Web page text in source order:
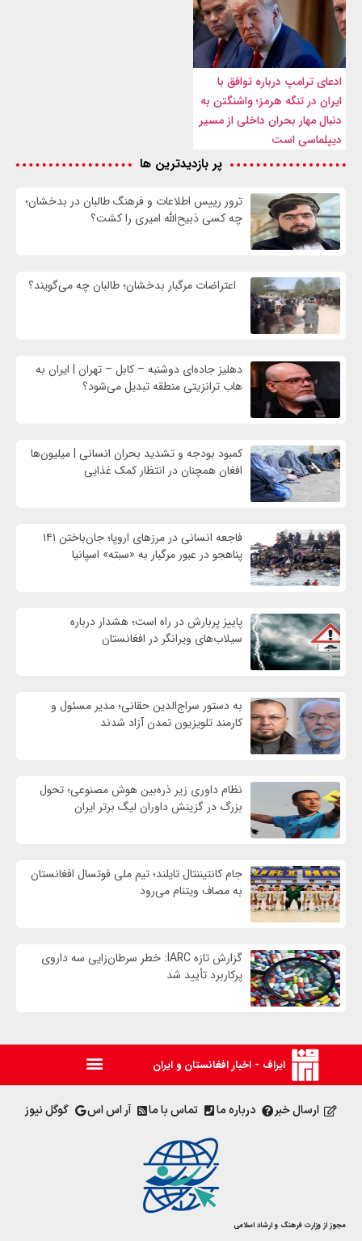
ادعای ترامپ درباره توافق با
ایران در تنگه هرمز؛ واشنگتن به
دنبال مهار بحران داخلی از مسیر
دیپلماسی است
پر بازدیدترین ها
ترور رییس اطلاعات و فرهنگ طالبان در بدخشان؛
چه کسی ذبیح‌الله امیری را کشت؟
اعتراضات مرگبار بدخشان؛ طالبان چه می‌گویند؟
دهلیز جاده‌ای دوشنبه – کابل – تهران | ایران به
هاب ترانزیتی منطقه تبدیل می‌شود؟
کمبود بودجه و تشدید بحران انسانی | میلیون‌ها
افغان همچنان در انتظار کمک غذایی
فاجعه انسانی در مرزهای اروپا؛ جان‌باختن ۱۴۱
پناهجو در عبور مرگبار به «سبته» اسپانیا
پاییز پربارش در راه است؛ هشدار درباره
سیلاب‌های ویرانگر در افغانستان
به دستور سراج‌الدین حقانی؛ مدیر مسئول و
کارمند تلویزیون تمدن آزاد شدند
نظام داوری زیر ذره‌بین هوش مصنوعی؛ تحول
بزرگ در گزینش داوران لیگ برتر ایران
جام کانتیننتال تایلند؛ تیم ملی فوتسال افغانستان
به مصاف ویتنام می‌رود
گزارش تازه IARC: خطر سرطان‌زایی سه داروی
پرکاربرد تأیید شد
ایراف - اخبار افغانستان و ایران
ارسال خبر درباره ما تماس با ما آر اس اس گوگل نیوز
مجوز از وزارت فرهنگ و ارشاد اسلامی